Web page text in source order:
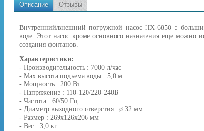
Описание Отзывы
Внутренний/внешний погружной насос HX-6850 с
воде. Этот насос кроме основного назначения еще можно
создания фонтанов.
Характеристики:
- Производительность : 7000 л/час
- Max высота подъема воды : 5,0 м
- Мощность : 200 Вт
- Напряжение : 110-120/220-240В
- Частота : 60/50 Гц
- Диаметр выходного отверстия : ø 32 мм
- Размер : 269х126х206 мм
- Вес : 3,0 кг